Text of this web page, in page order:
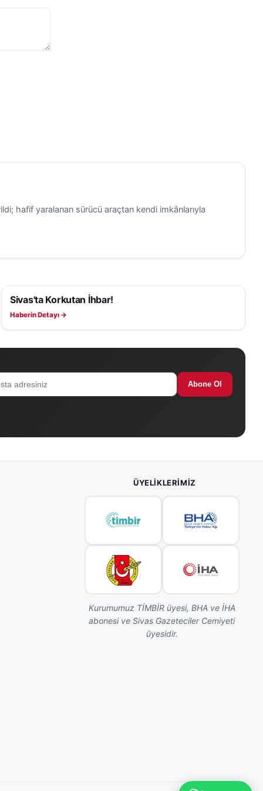
hafif yaralanan sürücü araçtan kendi imkânlarıyla
ASAYIŞ
Sivas'ta Korkutan İhbar!
Haberin Detayı →
Abone Ol
ÜYELIKLERIMIZ
Kurumumuz TİMBİR üyesi, BHA ve İHA
abonesi ve Sivas Gazeteciler Cemiyeti
üyesidir.